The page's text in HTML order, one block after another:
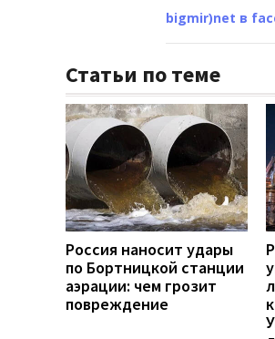
bigmir)net в
Статьи по теме
Россия наносит удары
по Бортницкой станции
аэрации: чем грозит
повреждение